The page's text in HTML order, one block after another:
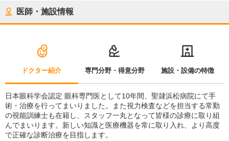
医師・施設情報
ドクター紹介 専門分野・得意分野 施設・設備の特徴
日本眼科学会認定 眼科専門医として10年間、聖隷浜松病院にて手
術・治療を行ってまいりました。また視力検査などを担当する常勤
の視能訓練士も在籍し、スタッフ一丸となって皆様の診療に取り組
んでまいります。新しい知識と医療機器を常に取り入れ、より高度
で正確な診断治療を目指します。